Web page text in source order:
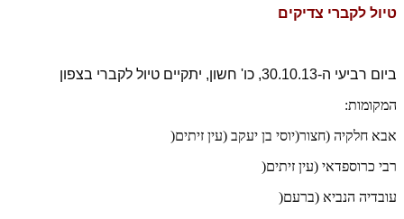
טיול לקברי צדיקים
ביום רביעי ה-30.10.13, כו' חשון, יתקיים טיול לקברי בצפון
המקומות:
אבא חלקיה (חצור(יוסי בן יעקב (עין זיתים(
רבי כרוספדאי (עין זיתים(
עובדיה הנביא (ברעם(